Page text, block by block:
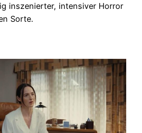
inszenierter, intensiver Horror
Sorte.